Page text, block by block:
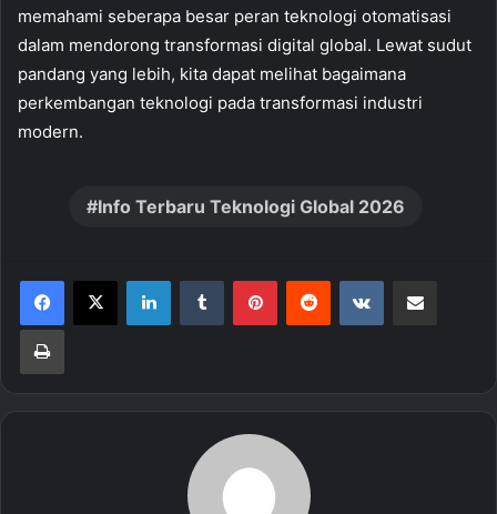
memahami seberapa besar peran teknologi otomatisasi
dalam mendorong transformasi digital global. Lewat sudut
pandang yang lebih, kita dapat melihat bagaimana
perkembangan teknologi pada transformasi industri
modern.
Info Terbaru Teknologi Global 2026
LinkedInTumblr PinterestReddit VKontakte
Print